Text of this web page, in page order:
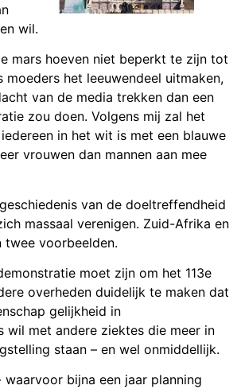
wil.
mars hoeven niet beperkt te zijn tot
moeders het leeuwendeel uitmaken,
van de media trekken dan een
zou doen. Volgens mij zal het
in het wit is met een blauwe
vrouwen dan mannen aan mee
van de doeltreffendheid
massaal verenigen. Zuid-Afrika en
voorbeelden.
moet zijn om het 113e
overheden duidelijk te maken dat
gelijkheid in
wil met andere ziektes die meer in
staan – en wel onmiddellijk.
bijna een jaar planning